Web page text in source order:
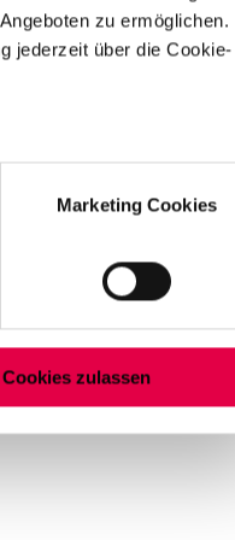
zu ermöglichen.
jederzeit über die Cookie-
sein können
Präferenzen im
ein. Diese Auswahl
"Cookie-Einstellungen"
Marketing Cookies
Cookies zulassen
information)